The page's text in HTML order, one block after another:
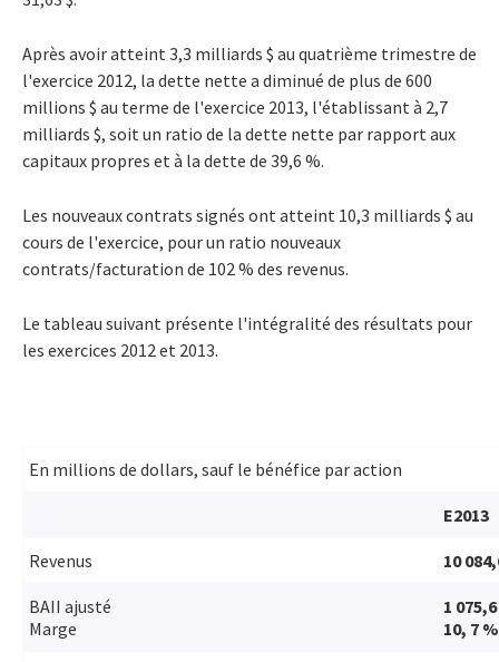
Après avoir atteint 3,3 milliards $ au quatrième trimestre de
l'exercice 2012, la dette nette a diminué de plus de 600
millions $ au terme de l'exercice 2013, l'établissant à 2,7
milliards $, soit un ratio de la dette nette par rapport aux
capitaux propres et à la dette de 39,6 %.
Les nouveaux contrats signés ont atteint 10,3 milliards $ au
cours de l'exercice, pour un ratio nouveaux
contrats/facturation de 102 % des revenus.
Le tableau suivant présente l'intégralité des résultats pour
les exercices 2012 et 2013.
En millions de dollars, sauf le bénéfice par action
E2013
Revenus 10
BAII ajusté
Marge
1
10, 7 %